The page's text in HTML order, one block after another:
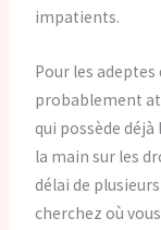
impatients.
Pour les
probablement
qui possède
la main sur les
délai de
cherchez où